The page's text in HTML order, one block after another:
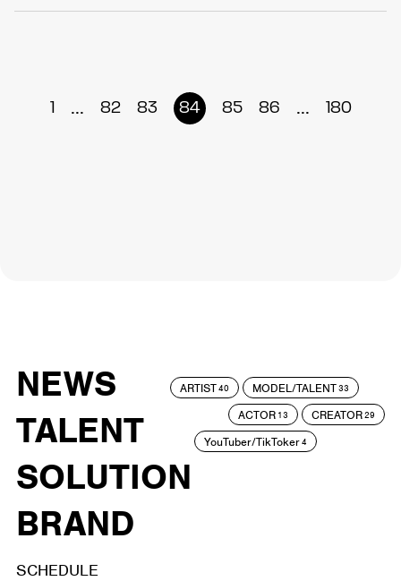
1 ... 82 83 84 85 86 ... 180
NEWS
TALENT
SOLUTION
BRAND
ARTIST40 MODEL/TALENT33
ACTOR 13 CREATOR29
YouTuber/TikToker4
SCHEDULE